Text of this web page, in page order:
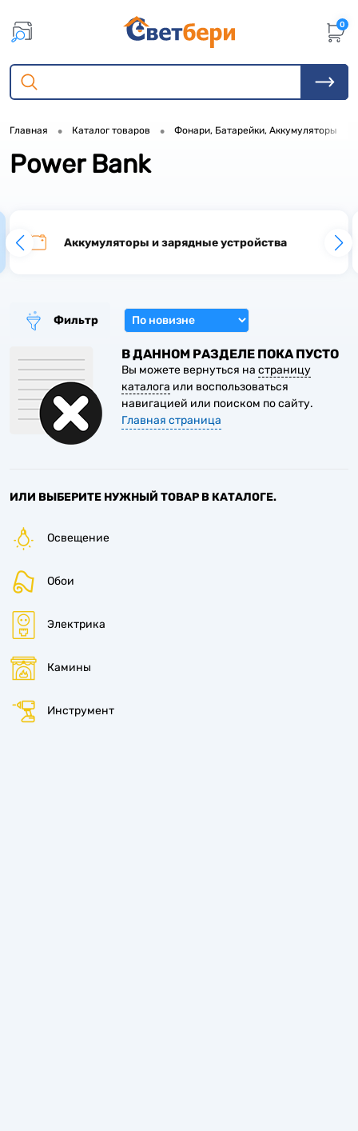
0
Главная • Каталог товаров • Фонари, Батарейки, Аккумуляторы
Power Bank
Аккумуляторы и зарядные устройства
Фильтр
В ДАННОМ РАЗДЕЛЕ ПОКА ПУСТО
Вы можете вернуться на страницу
каталога или воспользоваться
навигацией или поиском по сайту.
Главная страница
ИЛИ ВЫБЕРИТЕ НУЖНЫЙ ТОВАР В КАТАЛОГЕ.
Освещение
Обои
Электрика
Камины
Инструмент